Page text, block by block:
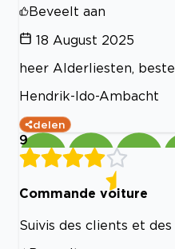
Beveelt aan
18 August 2025
heer Alderliesten,
Hendrik-Ido-Ambacht
delen
9
Commande voiture
Suivis des clients et des